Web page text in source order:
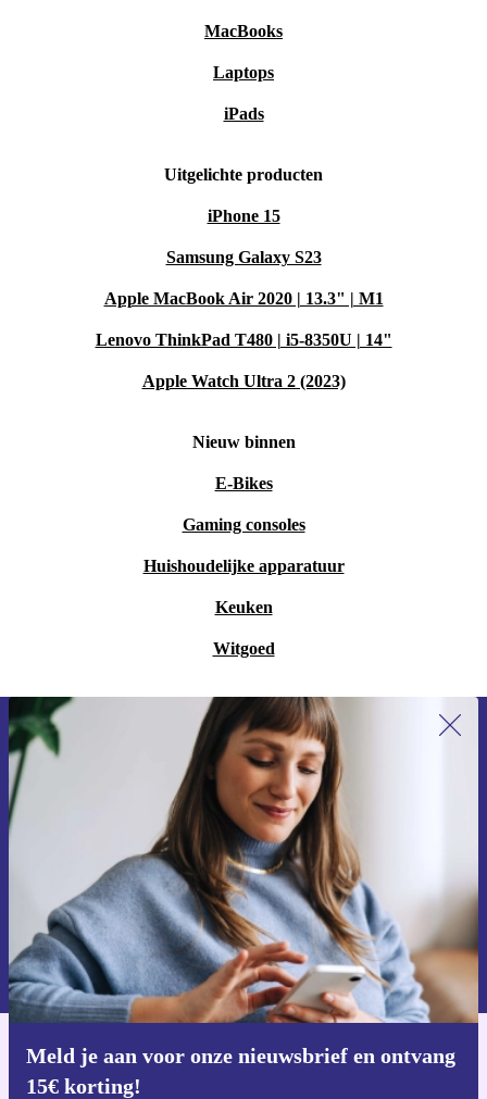
MacBooks
Laptops
iPads
Uitgelichte producten
iPhone 15
Samsung Galaxy S23
Apple MacBook Air 2020 | 13.3" | M1
Lenovo ThinkPad T480 | i5-8350U | 14"
Apple Watch Ultra 2 (2023)
Nieuw binnen
E-Bikes
Gaming consoles
Huishoudelijke apparatuur
Keuken
Witgoed
Meld je aan voor onze nieuwsbrief en ontvang
15€ korting!
Meld je aan voor onze nieuwsbrief en
ontvang €15 korting!
Mis nooit meer een aanbieding.
Voucher aanvragen
Informatie over het gebruik van persoonsgegevens vind je in ons
privacybeleid
Download de refurbed app